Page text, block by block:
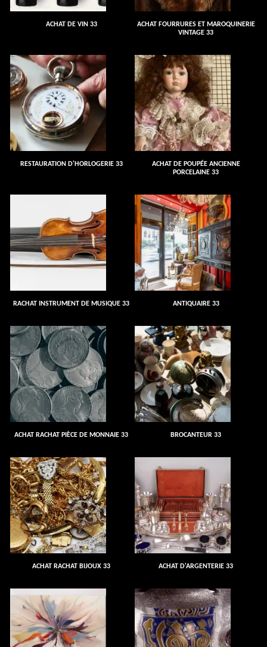
ACHAT DE VIN 33
ACHAT FOURRURES ET MAROQUINERIE
VINTAGE 33
RESTAURATION D'HORLOGERIE 33
ACHAT DE POUPÉE ANCIENNE
PORCELAINE 33
RACHAT INSTRUMENT DE MUSIQUE 33 ANTIQUAIRE 33
ACHAT RACHAT PIÈCE DE MONNAIE 33 BROCANTEUR 33
ACHAT RACHAT BIJOUX 33 ACHAT D'ARGENTERIE 33